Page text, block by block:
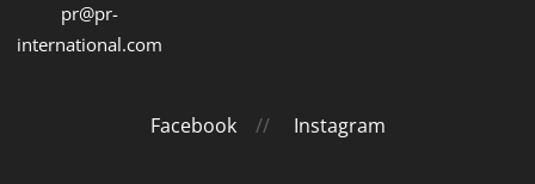
pr@pr-
international.com
Facebook// Instagram